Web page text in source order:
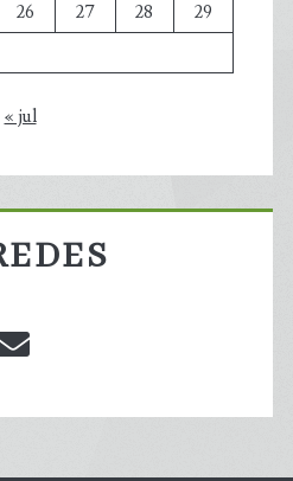
26 27 28
29
« jul